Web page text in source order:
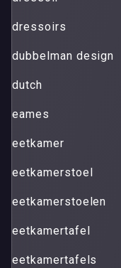
dressoirs
dubbelman design
dutch
eames
eetkamer
eetkamerstoel
eetkamerstoelen
eetkamertafel
eetkamertafels